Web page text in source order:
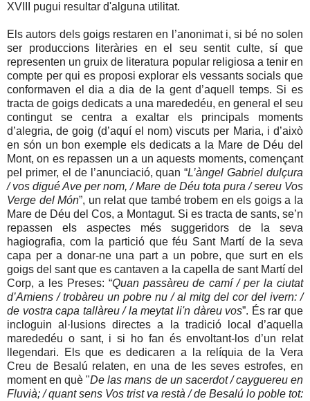
XVIII pugui resultar d'alguna utilitat.
Els autors dels goigs restaren en l’anonimat i, si bé no solen
ser produccions literàries en el seu sentit culte, sí que
representen un gruix de literatura popular religiosa a tenir en
compte per qui es proposi explorar els vessants socials que
conformaven el dia a dia de la gent d’aquell temps. Si es
tracta de goigs dedicats a una marededéu, en general el seu
contingut se centra a exaltar els principals moments
d’alegria, de goig (d’aquí el nom) viscuts per Maria, i d’això
en són un bon exemple els dedicats a la Mare de Déu del
Mont, on es repassen un a un aquests moments, començant
pel primer, el de l’anunciació, quan “L’àngel Gabriel dulçura
/ vos digué Ave per nom, / Mare de Déu tota pura / sereu Vos
Verge del Món”, un relat que també trobem en els goigs a la
Mare de Déu del Cos, a Montagut. Si es tracta de sants, se’n
repassen els aspectes més suggeridors de la seva
hagiografia, com la partició que féu Sant Martí de la seva
capa per a donar-ne una part a un pobre, que surt en els
goigs del sant que es cantaven a la capella de sant Martí del
Corp, a les Preses: “Quan passàreu de camí / per la ciutat
d’Amiens / trobàreu un pobre nu / al mitg del cor del ivern: /
de vostra capa tallàreu / la meytat li'n dàreu vos”. És rar que
incloguin al·lusions directes a la tradició local d’aquella
marededéu o sant, i si ho fan és envoltant-los d’un relat
llegendari. Els que es dedicaren a la relíquia de la Vera
Creu de Besalú relaten, en una de les seves estrofes, en
moment en què "De las mans de un sacerdot / cayguereu en
Fluvià; / quant sens Vos trist va restà / de Besalú lo poble tot: